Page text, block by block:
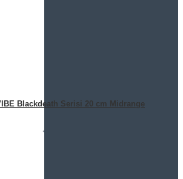
Blackdeath Serisi 20 cm Midrange